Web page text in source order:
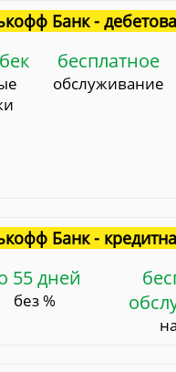
Банк -
бесплатное
обслуживание
Банк -
55 дней
без %